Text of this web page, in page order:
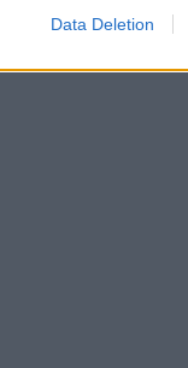
Data Deletion